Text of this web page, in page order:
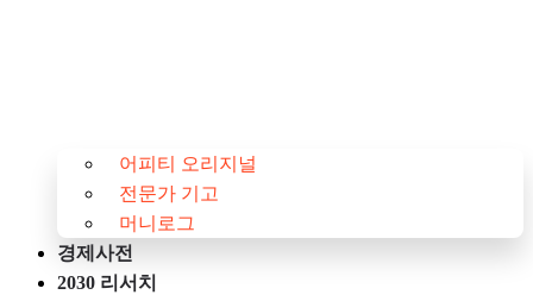
어피티 오리지널
전문가 기고
머니로그
경제사전
2030 리서치